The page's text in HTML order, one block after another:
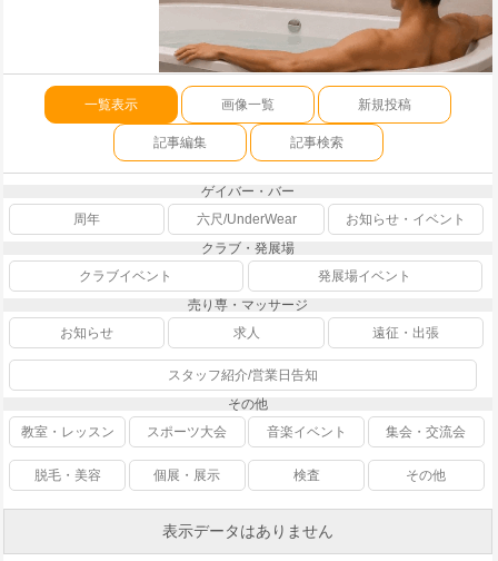
一覧表示 画像一覧 新規投稿
記事編集 記事検索
ゲイバー・バー
周年
六尺/UnderWear
お知らせ・イベント
クラブ・発展場
クラブイベント
発展場イベント
売り専・マッサージ
お知らせ
求人 遠征・出張
スタッフ紹介/営業日告知
その他
教室・レッスン
スポーツ大会 音楽イベント 集会・交流会
脱毛・美容 個展・展示 検査 その他
表示データはありません